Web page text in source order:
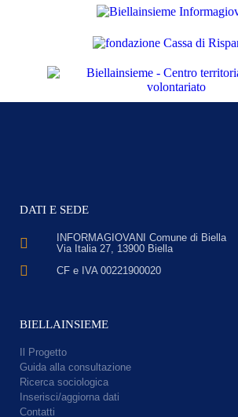
DATI E SEDE
INFORMAGIOVANI Comune di Biella
Via Italia 27, 13900 Biella
CF e IVA 00221900020
BIELLAINSIEME
Il Progetto
Guida alla consultazione
Ricerca sociologica
Inserisci/aggiorna dati
Contatti